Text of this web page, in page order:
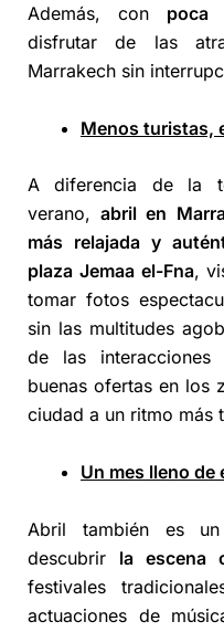
Además, con poca
disfrutar de las
Marrakech sin
Menos turistas,
A diferencia de la
verano,abril en
más relajada y
plaza Jemaa el-Fna,
tomar fotos
sin las multitudes
de las
buenas ofertas en los
ciudad a un ritmo más
Un mes lleno
Abril también es
descubrir la escena
festivales
actuaciones de